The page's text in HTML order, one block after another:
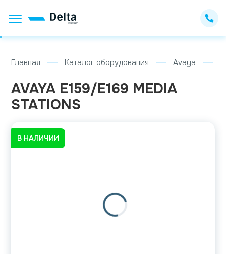
Главная Каталог оборудования Avaya
AVAYA E159/E169 MEDIA
STATIONS
В НАЛИЧИИ